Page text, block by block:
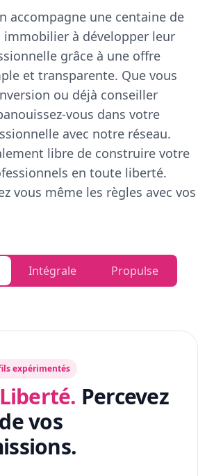
accompagne une centaine de
immobilier à développer leur
grâce à une offre
et transparente. Que vous
ou déjà conseiller
vous dans votre
avec notre réseau.
libre de construire votre
en toute liberté.
vous même les règles avec vos
Intégrale Propulse
expérimentés
Percevez
vos